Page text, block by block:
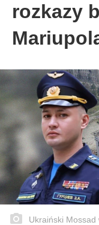
rozkazy
Ukraiński Mossad